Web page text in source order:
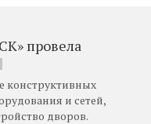
провела
конструктивных
и сетей,
дворов.